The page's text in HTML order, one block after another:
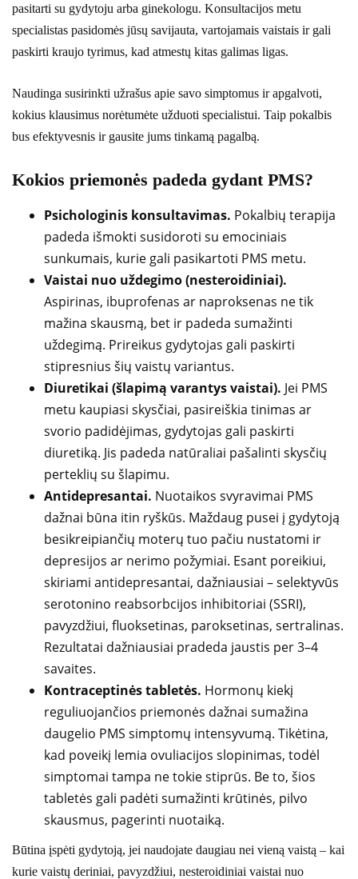
pasitarti su gydytoju arba ginekologu. Konsultacijos metu
specialistas pasidomės jūsų savijauta, vartojamais vaistais ir gali
paskirti kraujo tyrimus, kad atmestų kitas galimas ligas.
Naudinga susirinkti užrašus apie savo simptomus ir apgalvoti,
kokius klausimus norėtumėte užduoti specialistui. Taip pokalbis
bus efektyvesnis ir gausite jums tinkamą pagalbą.
Kokios priemonės padeda gydant PMS?
Psichologinis konsultavimas. Pokalbių terapija
padeda išmokti susidoroti su emociniais
sunkumais, kurie gali pasikartoti PMS metu.
Vaistai nuo uždegimo (nesteroidiniai).
Aspirinas, ibuprofenas ar naproksenas ne tik
mažina skausmą, bet ir padeda sumažinti
uždegimą. Prireikus gydytojas gali paskirti
stipresnius šių vaistų variantus.
Diuretikai (šlapimą varantys vaistai). Jei PMS
metu kaupiasi skysčiai, pasireiškia tinimas ar
svorio padidėjimas, gydytojas gali paskirti
diuretiką. Jis padeda natūraliai pašalinti skysčių
perteklių su šlapimu.
Antidepresantai. Nuotaikos svyravimai PMS
dažnai būna itin ryškūs. Maždaug pusei į gydytoją
besikreipiančių moterų tuo pačiu nustatomi ir
depresijos ar nerimo požymiai. Esant poreikiui,
skiriami antidepresantai, dažniausiai – selektyvūs
serotonino reabsorbcijos inhibitoriai (SSRI),
pavyzdžiui, fluoksetinas, paroksetinas, sertralinas.
Rezultatai dažniausiai pradeda jaustis per 3–4
savaites.
Kontraceptinės tabletės. Hormonų kiekį
reguliuojančios priemonės dažnai sumažina
daugelio PMS simptomų intensyvumą. Tikėtina,
kad poveikį lemia ovuliacijos slopinimas, todėl
simptomai tampa ne tokie stiprūs. Be to, šios
tabletės gali padėti sumažinti krūtinės, pilvo
skausmus, pagerinti nuotaiką.
Būtina įspėti gydytoją, jei naudojate daugiau nei vieną vaistą – kai
kurie vaistų deriniai, pavyzdžiui, nesteroidiniai vaistai nuo